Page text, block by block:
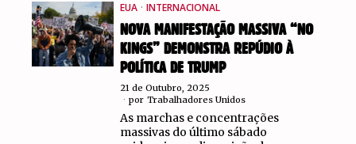
EUA · INTERNACIONAL
NOVA MANIFESTAÇÃO MASSIVA “NO
KINGS” DEMONSTRA REPÚDIO À
POLÍTICA DE TRUMP
21 de Outubro, 2025
por Trabalhadores Unidos
As marchas e concentrações
massivas do último sábado